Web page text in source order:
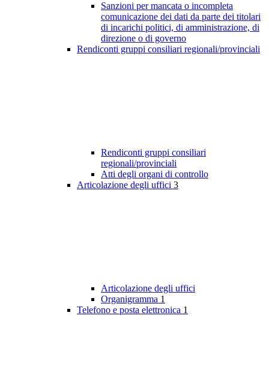
Sanzioni per mancata o incompleta
comunicazione dei dati da parte dei titolari
di incarichi politici, di amministrazione, di
direzione o di governo
Rendiconti gruppi consiliari regionali/provinciali
Rendiconti gruppi consiliari
regionali/provinciali
Atti degli organi di controllo
Articolazione degli uffici 3
Articolazione degli uffici
Organigramma 1
Telefono e posta elettronica 1